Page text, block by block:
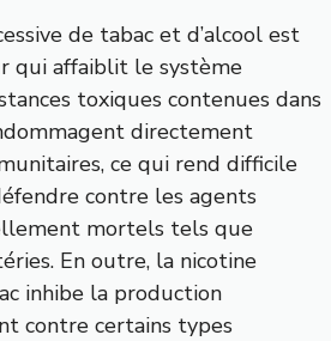
de tabac et d’alcool est
qui affaiblit le système
toxiques contenues dans
directement
ce qui rend difficile
contre les agents
mortels tels que
En outre, la nicotine
inhibe la production
contre certains types